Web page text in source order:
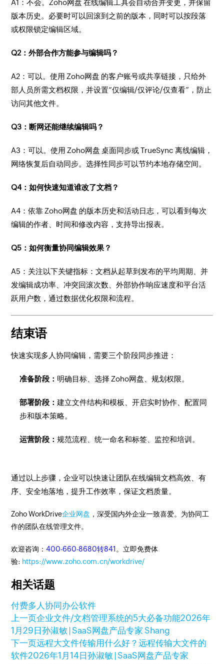
A1：不会。Zoho网盘 在线编辑工具会自动合并变更，并保留
版本历史。必要时可以回滚到之前的版本，同时可以按段落
或权限锁定编辑区域。
Q2：外部合作方能参与编辑吗？
A2：可以。使用 Zoho网盘 的客户账号或共享链接，只给外
部人员所需文档权限，并设置“仅编辑/仅评论/仅查看”，防止
访问其他文件。
Q3：断网还能继续编辑吗？
A3：可以。使用 Zoho网盘 桌面同步或 TrueSync 离线编辑，
网络恢复后自动同步。选择性同步可以节约本地存储空间。
Q4：如何快速知道谁改了文档？
A4：依靠 Zoho网盘 的版本历史和活动日志，可以看到每次
编辑的作者、时间和修改内容，支持导出报表。
Q5：如何衡量协同编辑效果？
A5：关注以下关键指标：文档从起草到发布的平均周期、并
发编辑成功率、冲突回滚次数、外部协作响应速度和平台活
跃用户数，通过数据优化权限和流程。
结束语
快速实现多人协同编辑，需要三个阶段同步推进：
准备阶段： 明确目标、选择 Zoho网盘、规划权限。
部署阶段：建立文件结构和模板、开启实时协作、配置同
步和版本策略。
运营阶段：规范流程、统一命名和标签、监控和培训。
通过以上步骤，企业可以快速让团队在线编辑文档高效、有
序、安全地落地，提升工作效率，保证文档质量。
Zoho WorkDrive企业网盘 ，深受国内外企业一致喜爱。为协同工
作的团队在线管理文件。
欢迎咨询：400-660-8680转841 。立即免费体
验: https://www.zoho.com.cn/workdrive/
相关话题
付费多人协同办公软件
上一页企业文件/文档管理系统的5大必备功能2026年
1月29日孙淑敏 | SaaS网盘产品专家 Shang
下一页远程大文件传输用什么好？远程传输大文件的
软件2026年1月14日孙淑敏 | SaaS网盘产品专家